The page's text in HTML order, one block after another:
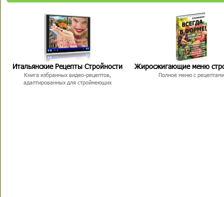
Итальянские Рецепты Стройности
Книга избранных видео-рецептов,
адаптированных для стройнеющих
Жиросжигающие меню
Полное меню с рецептами